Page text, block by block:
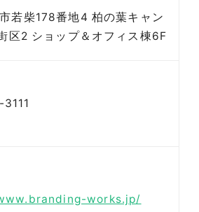
若柴178番地4 柏の葉キャン
区2 ショップ＆オフィス棟6F
works.jp/